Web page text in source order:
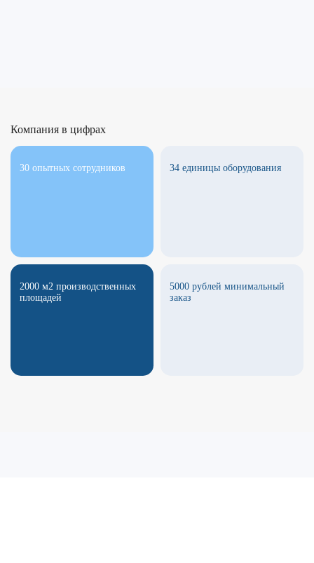
Компания в цифрах
30 опытных сотрудников 34 единицы оборудования
2000 м2 производственных
площадей
5000 рублей минимальный
заказ